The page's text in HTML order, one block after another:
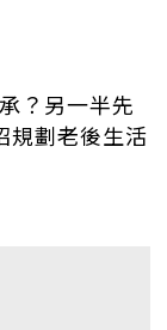
？另一半先
規劃老後生活